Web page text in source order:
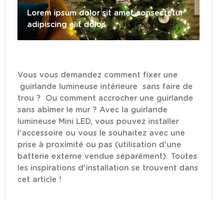
Lorem ipsum dolor sit amet consectetur
adipiscing elit dolor
Vous vous demandez comment fixer une
guirlande lumineuse intérieure sans faire de
trou ? Ou comment accrocher une guirlande
sans abîmer le mur ? Avec la guirlande
lumineuse Mini LED, vous pouvez installer
l'accessoire ou vous le souhaitez avec une
prise à proximité ou pas (utilisation d'une
batterie externe vendue séparément). Toutes
les inspirations d'installation se trouvent dans
cet article !